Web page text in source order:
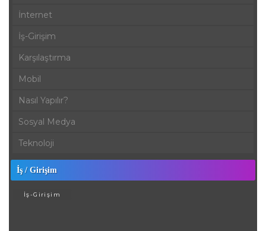
İnternet
İş-Girişim
Karşılaştırma
Mobil
Nasıl Yapılır?
Sosyal Medya
Teknoloji
İş / Girişim
İş-Girişim